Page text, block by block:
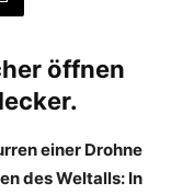
öffnen
einer Drohne
des Weltalls: In